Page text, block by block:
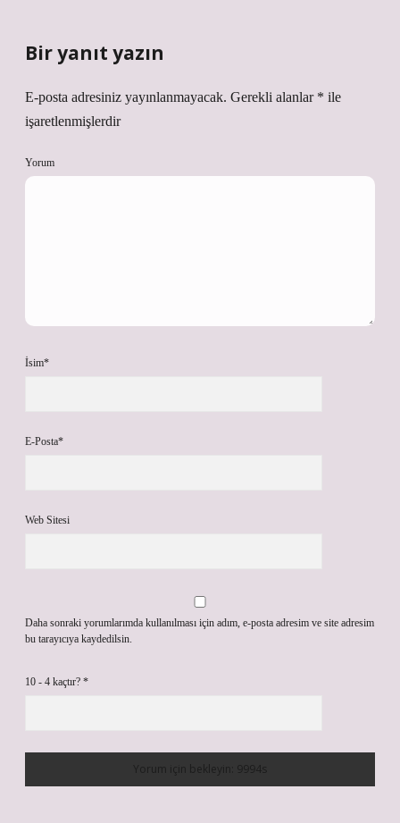
Bir yanıt yazın
E-posta adresiniz yayınlanmayacak. Gerekli alanlar * ile
işaretlenmişlerdir
Yorum
İsim*
E-Posta*
Web Sitesi
Daha sonraki yorumlarımda kullanılması için adım, e-posta adresim ve site adresim
bu tarayıcıya kaydedilsin.
10 - 4 kaçtır? *